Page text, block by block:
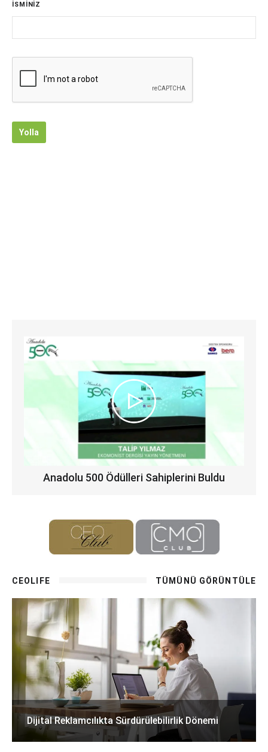
İSMİNİZ
Yolla
Anadolu 500 Ödülleri Sahiplerini Buldu
CEOLIFE TÜMÜNÜ GÖRÜNTÜLE
Dijital Reklamcılıkta Sürdürülebilirlik Dönemi